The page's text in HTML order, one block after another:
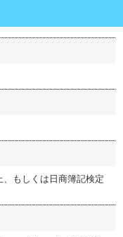
、もしくは日商簿記検定